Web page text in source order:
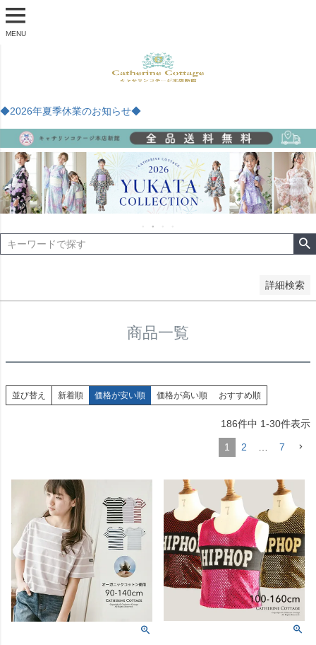
MENU
◆2026年夏季休業のお知らせ◆
詳細検索
新着順
登録順
価格が安い順
価格が高い順
優先度順
レビュー順
検索
商品一覧
並び替え 新着順 価格が安い順 価格が高い順 おすすめ順
186件中 1-30件表示
1 2 7